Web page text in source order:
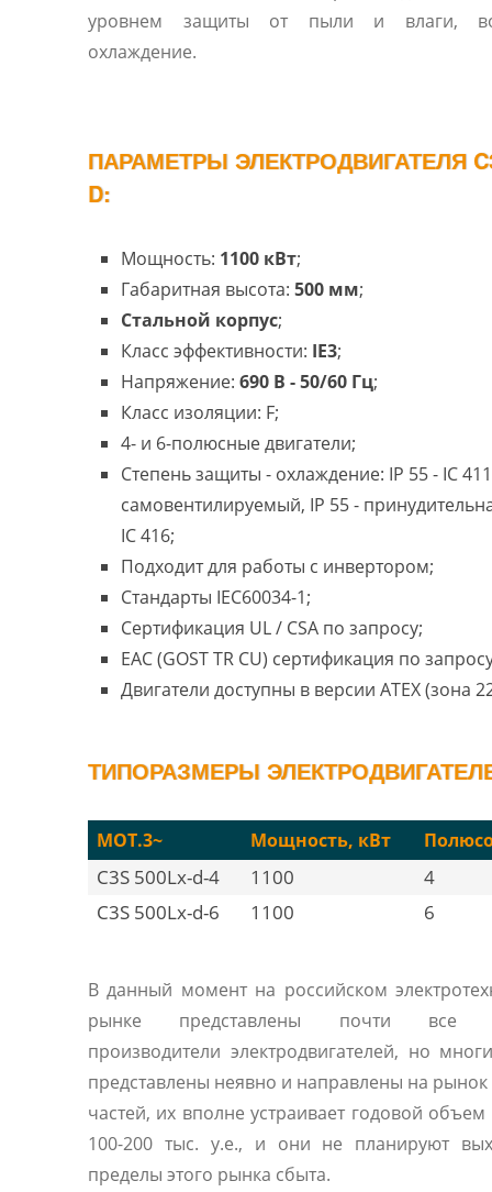
уровнем защиты от пыли и влаги,
охлаждение.
ПАРАМЕТРЫ ЭЛЕКТРОДВИГАТЕЛЯ
D:
Мощность: 1100 кВт;
Габаритная высота: 500 мм;
Стальной корпус;
Класс эффективности: IE3;
Напряжение: 690 В - 50/60 Гц;
Класс изоляции: F;
4- и 6-полюсные двигатели;
Степень защиты - охлаждение: IP 55 - IC 411
самовентилируемый, IP 55 -
IC 416;
Подходит для работы с инвертором;
Стандарты IEC60034-1;
Сертификация UL / CSA по запросу;
EAC (GOST TR CU) сертификация по
Двигатели доступны в версии ATEX (зона
ТИПОРАЗМЕРЫ
MOT.3~ Мощность, кВт
C3S 500Lx-d-4 1100
4
C3S 500Lx-d-6
1100 6
В данный момент на российском
рынке представлены почти все
производители электродвигателей, но
представлены неявно и направлены на рынок
частей, их вполне устраивает годовой
100-200 тыс. у.е., и они не планируют
пределы этого рынка сбыта.